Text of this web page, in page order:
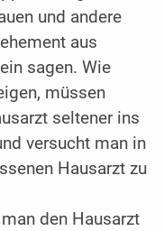
und andere
aus
sagen. Wie
müssen
seltener ins
versucht man in
Hausarzt zu
den Hausarzt